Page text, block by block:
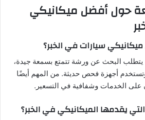
حول أفضل ميكانيكي
يتطلب البحث عن ورشة تتمتع بسمعة جيدة،
أجهزة فحص حديثة. من المهم أيضًا
على الخدمات وشفافية في التسعير.